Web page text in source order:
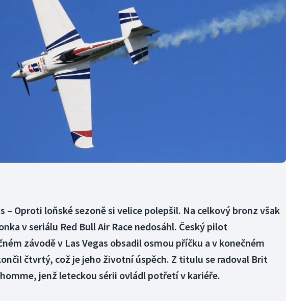
Curling
Dostihy
Florbal
Futsal
Motorsport
Olympijské hry
Veslování
– Oproti loňské sezoně si velice polepšil. Na celkový bronz však
v seriálu Red Bull Air Race nedosáhl. Český pilot
závodě v Las Vegas obsadil osmou příčku a v konečném
čtvrtý, což je jeho životní úspěch. Z titulu se radoval Brit
jenž leteckou sérii ovládl potřetí v kariéře.